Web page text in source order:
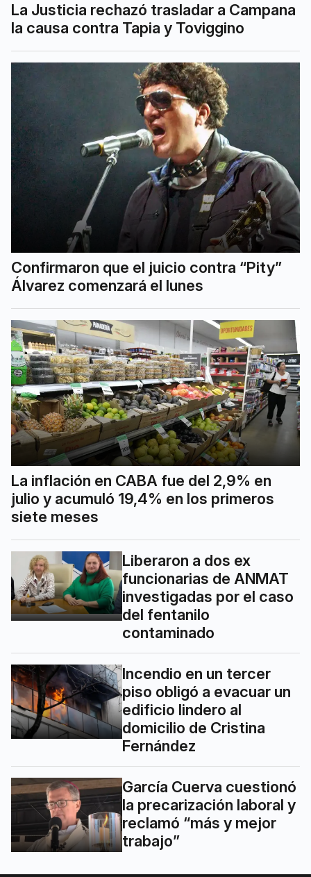
La Justicia rechazó trasladar a Campana
la causa contra Tapia y Toviggino
Confirmaron que el juicio contra “Pity”
Álvarez comenzará el lunes
La inflación en CABA fue del 2,9% en
julio y acumuló 19,4% en los primeros
siete meses
Liberaron a dos ex
funcionarias de ANMAT
investigadas por el caso
del fentanilo
contaminado
Incendio en un tercer
piso obligó a evacuar un
edificio lindero al
domicilio de Cristina
Fernández
García Cuerva cuestionó
la precarización laboral y
reclamó “más y mejor
trabajo”